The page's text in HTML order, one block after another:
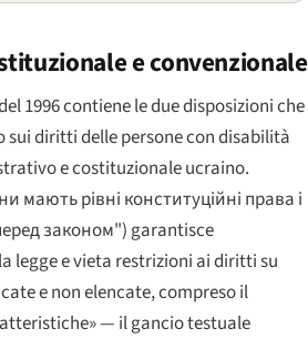
e convenzionale
1996 contiene le due disposizioni che
diritti delle persone con disabilità
e costituzionale ucraino.
мають рівні конституційні права і
законом") garantisce
legge e vieta restrizioni ai diritti su
e non elencate, compreso il
— il gancio testuale